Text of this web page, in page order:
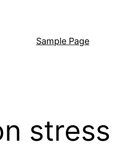
Sample Page
stress